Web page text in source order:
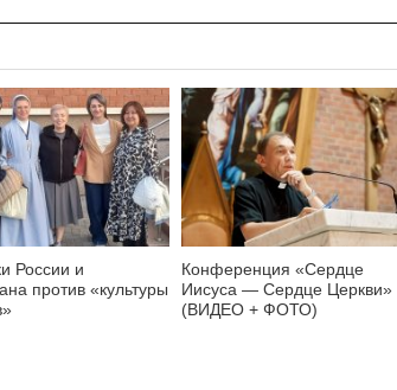
России и
против «культуры
Конференция «Сердце
Иисуса — Сердце Церкви»
(ВИДЕО + ФОТО)